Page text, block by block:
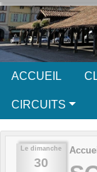
ACCUEIL
CIRCUITS
Le dimanche
30